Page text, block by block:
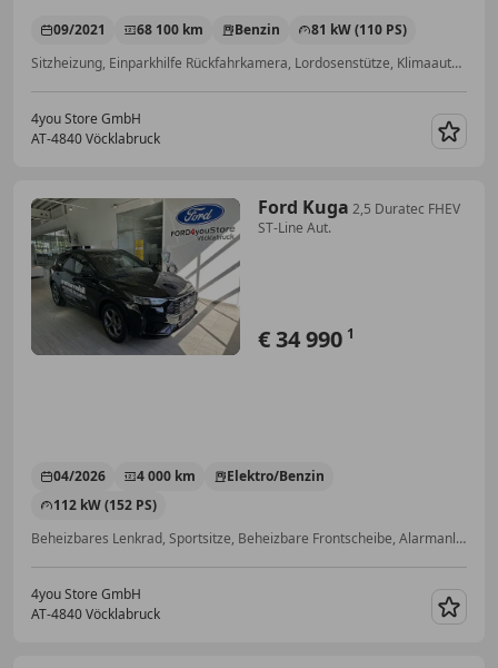
09/2021 68 100 km Benzin
81 kW (110 PS)
Sitzheizung, Einparkhilfe Rückfahrkamera, Lordosenstütze, Klimaautomatik, Isofix, Notbremsassistent, Navigationssystem, ABS
4you Store GmbH
AT-4840 Vöcklabruck
Ford Kuga 2,5 Duratec FHEV
ST-Line Aut.
€ 34 990 1
04/2026 4 000 km
Elektro/Benzin
112 kW (152 PS)
Beheizbares Lenkrad, Sportsitze, Beheizbare Frontscheibe, Alarmanlage, Induktionsladen für Smartphones, Beifahrerairbag, Kurvenlicht, Sportpaket
4you Store GmbH
AT-4840 Vöcklabruck